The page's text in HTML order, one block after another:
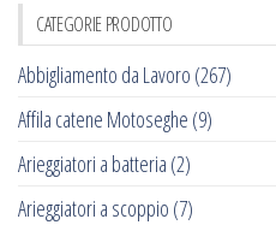
CATEGORIE PRODOTTO
Abbigliamento da Lavoro (267)
Affila catene Motoseghe (9)
Arieggiatori a batteria (2)
Arieggiatori a scoppio (7)